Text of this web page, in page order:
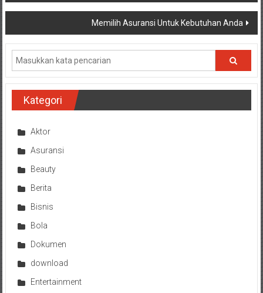
Memilih Asuransi Untuk Kebutuhan Anda
Kategori
Aktor
Asuransi
Beauty
Berita
Bisnis
Bola
Dokumen
download
Entertainment